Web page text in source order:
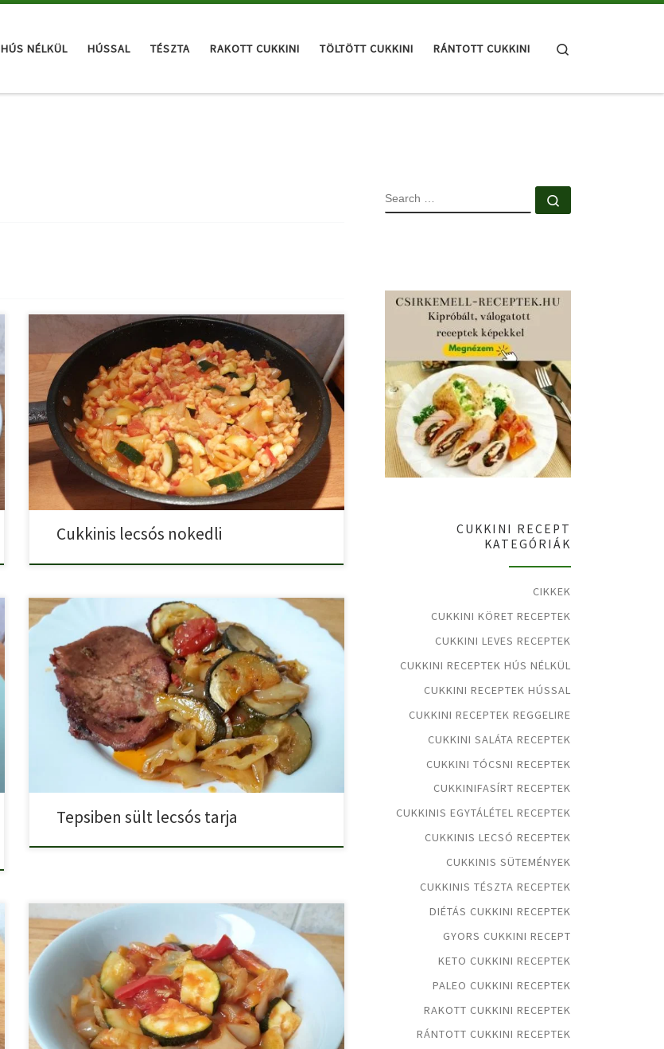
HÚS NÉLKÜL HÚSSAL TÉSZTA RAKOTT CUKKINI TÖLTÖTT CUKKINI RÁNTOTT CUKKINI
Cukkinis lecsós nokedli egy finom, szaftos húsmentes
egytálétel. Hozzávalók: 1 […]
Cukkinis lecsós nokedli
Tepsiben sült lecsós tarja finom, szaftos fogás, és kevés
munkával […]
Tepsiben sült lecsós tarja
Vega cukkinis lecsó egy könnyed, mégis laktató nyári
egytálétel. Vega […]
SEARCH
CUKKINI RECEPT
KATEGÓRIÁK
CIKKEK
CUKKINI KÖRET RECEPTEK
CUKKINI LEVES RECEPTEK
CUKKINI RECEPTEK HÚS NÉLKÜL
CUKKINI RECEPTEK HÚSSAL
CUKKINI RECEPTEK REGGELIRE
CUKKINI SALÁTA RECEPTEK
CUKKINI TÓCSNI RECEPTEK
CUKKINIFASÍRT RECEPTEK
CUKKINIS EGYTÁLÉTEL RECEPTEK
CUKKINIS LECSÓ RECEPTEK
CUKKINIS SÜTEMÉNYEK
CUKKINIS TÉSZTA RECEPTEK
DIÉTÁS CUKKINI RECEPTEK
GYORS CUKKINI RECEPT
KETO CUKKINI RECEPTEK
PALEO CUKKINI RECEPTEK
RAKOTT CUKKINI RECEPTEK
RÁNTOTT CUKKINI RECEPTEK